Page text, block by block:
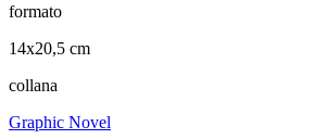
formato
14x20,5 cm
collana
Graphic Novel